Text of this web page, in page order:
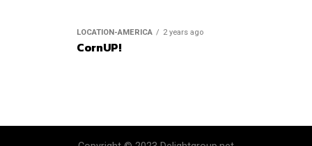
LOCATION-AMERICA 2 years ago
CornUP!